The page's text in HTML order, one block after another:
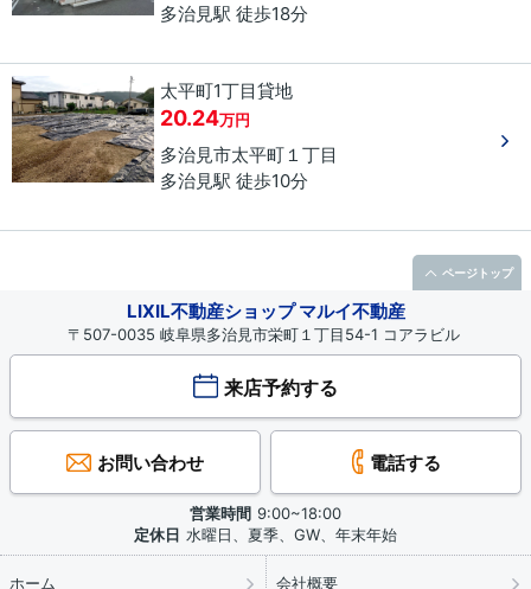
多治見駅 徒歩18分
太平町1丁目貸地
20.24万円
多治見市太平町 １丁目
多治見駅 徒歩10分
LIXIL不動産ショップ マルイ不動産
〒507-0035 岐阜県多治見市栄町１丁目54-1 コアラビル
来店予約する
お問い合わせ 電話する
営業時間 9:00~18:00
定休日 水曜日、夏季、GW、年末年始
ホーム 会社概要
ページトップ